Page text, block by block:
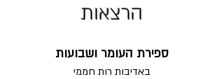
הרצאות
ספירת העומר ושבועות
באדיבות רות חממי